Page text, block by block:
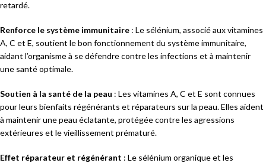
retardé.
Renforce le système immunitaire : Le sélénium, associé aux vitamines
A, C et E, soutient le bon fonctionnement du système immunitaire,
aidant l’organisme à se défendre contre les infections et à maintenir
une santé optimale.
Soutien à la santé de la peau : Les vitamines A, C et E sont connues
pour leurs bienfaits régénérants et réparateurs sur la peau. Elles aident
à maintenir une peau éclatante, protégée contre les agressions
extérieures et le vieillissement prématuré.
Effet réparateur et régénérant : Le sélénium organique et les